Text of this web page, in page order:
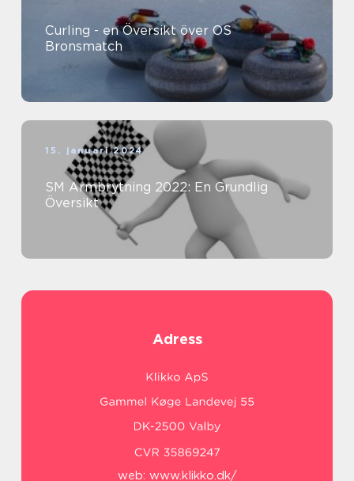
Curling - en Översikt över OS
Bronsmatch
15. januari 2024
SM Armbrytning 2022: En Grundlig
Översikt
Adress
web: www.klikko.dk/